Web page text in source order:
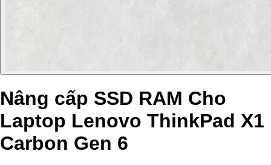
Nâng cấp SSD RAM Cho
Laptop Lenovo ThinkPad X1
Carbon Gen 6